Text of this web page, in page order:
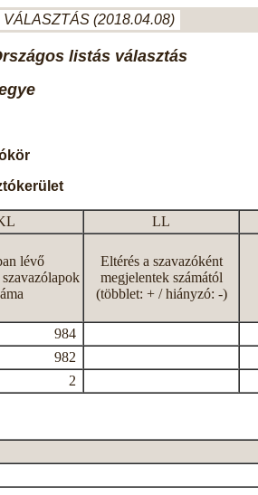
(2018.04.08)
listás választás
LL
lévő
Eltérés a szavazóként
megjelentek számától
(többlet: + / hiányzó: -)
984
982
2